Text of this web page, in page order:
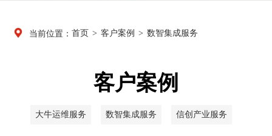
 当前位置： 首页 > 客户案例 > 数智集成服务
客户案例
大牛运维服务 数智集成服务 信创产业服务